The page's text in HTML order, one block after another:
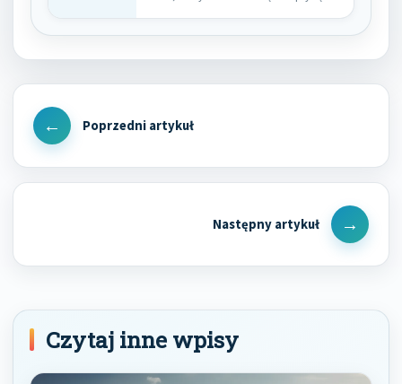
Nawigacja
wpisu
Previous
Next
Post
Czytaj inne wpisy